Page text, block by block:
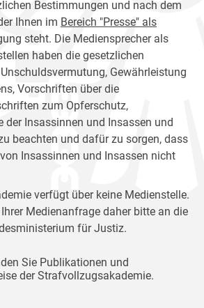
Bestimmungen und nach dem
Ihnen im Bereich "Presse" als
steht. Die Mediensprecher als
haben die gesetzlichen
Gewährleistung
Vorschriften über die
zum Opferschutz,
der Insassinnen und Insassen und
beachten und dafür zu sorgen, dass
Insassinnen und Insassen nicht
verfügt über keine Medienstelle.
Medienanfrage daher bitte an die
für Justiz.
Sie Publikationen und
der Strafvollzugsakademie.